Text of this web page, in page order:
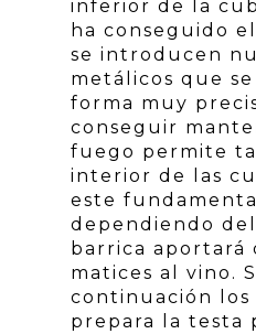
inferior de la
ha conseguido
se introducen
metálicos que
forma muy
conseguir
fuego permite
interior de las
este
dependiendo
barrica aportará
matices al vino.
continuación los
prepara la testa